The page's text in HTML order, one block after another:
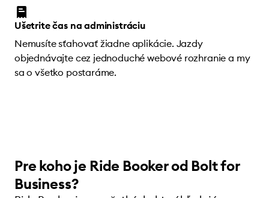
Ušetrite čas na administráciu
Nemusíte sťahovať žiadne aplikácie. Jazdy
objednávajte cez jednoduché webové rozhranie a my
sa o všetko postaráme.
Pre koho je Ride Booker od Bolt for
Business?